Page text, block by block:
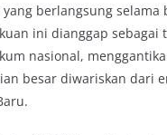
berlangsung selama
ini dianggap sebagai
nasional,
besar diwariskan dari